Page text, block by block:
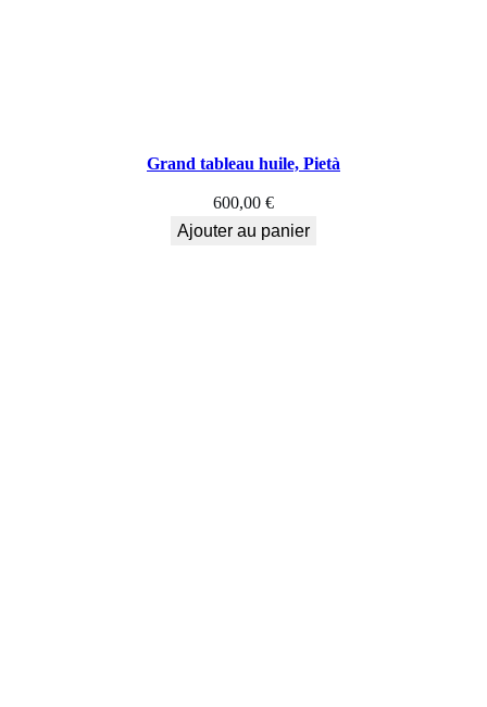
Grand tableau huile, Pietà
600,00 €
Ajouter au panier